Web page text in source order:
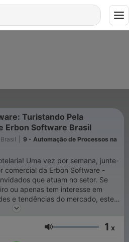
Turistando Pela
Erbon Software Brasil
9 - Automação de Processos na
Uma vez por semana, junte-
comercial da Erbon Software -
que atuam no setor. Se
ou apenas tem interesse em
e tendências do mercado, este
Volume 1 x